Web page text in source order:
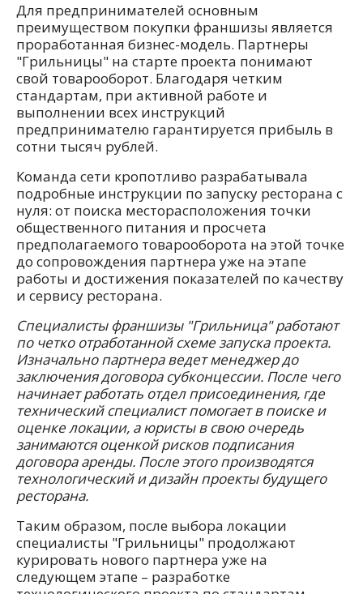
Для предпринимателей основным
преимуществом покупки франшизы является
проработанная бизнес-модель. Партнеры
"Грильницы" на старте проекта понимают
свой товарооборот. Благодаря четким
стандартам, при активной работе и
выполнении всех инструкций
предпринимателю гарантируется прибыль в
сотни тысяч рублей.
Команда сети кропотливо разрабатывала
подробные инструкции по запуску ресторана с
нуля: от поиска месторасположения точки
общественного питания и просчета
предполагаемого товарооборота на этой точке
до сопровождения партнера уже на этапе
работы и достижения показателей по качеству
и сервису ресторана.
Специалисты франшизы "Грильница" работают
по четко отработанной схеме запуска проекта.
Изначально партнера ведет менеджер до
заключения договора субконцессии. После чего
начинает работать отдел присоединения, где
технический специалист помогает в поиске и
оценке локации, а юристы в свою очередь
занимаются оценкой рисков подписания
договора аренды. После этого производятся
технологический и дизайн проекты будущего
ресторана.
Таким образом, после выбора локации
специалисты "Грильницы" продолжают
курировать нового партнера уже на
следующем этапе – разработке